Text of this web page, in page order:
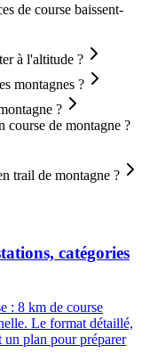
de course baissent-
à l'altitude ?
montagnes ?
?
course de montagne ?
trail de montagne ?
catégories
: 8 km de course
Le format détaillé,
un plan pour préparer